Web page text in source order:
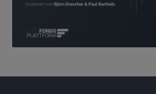
Ablauf
1 Jahr